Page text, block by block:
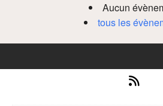
Aucun
tous les